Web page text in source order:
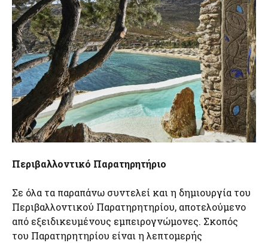
Περιβαλλοντικό Παρατηρητήριο
Σε όλα τα παραπάνω συντελεί και η δημιουργία του
Περιβαλλοντικού Παρατηρητηρίου, αποτελούμενο
από εξειδικευμένους εμπειρογνώμονες. Σκοπός
του Παρατηρητηρίου είναι η λεπτομερής